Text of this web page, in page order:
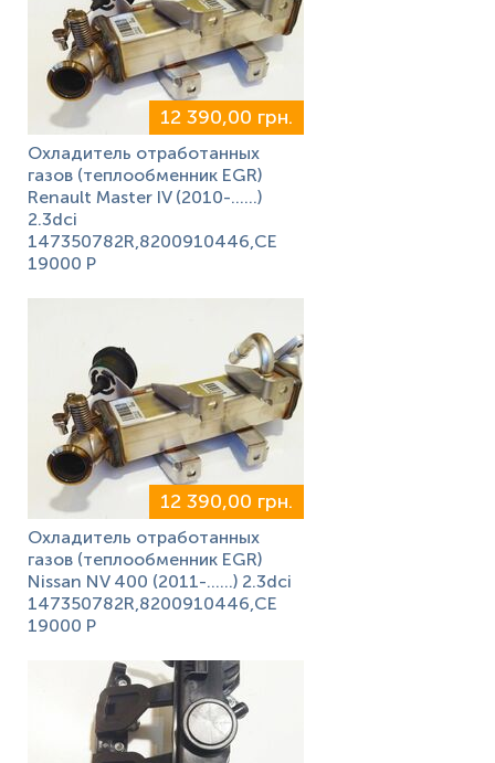
12 390,00 грн.
Охладитель отработанных
газов (теплообменник EGR)
Renault Master IV (2010-……)
2.3dci
147350782R,8200910446,CE
19000 P
12 390,00 грн.
Охладитель отработанных
газов (теплообменник EGR)
Nissan NV 400 (2011-......) 2.3dci
147350782R,8200910446,CE
19000 P